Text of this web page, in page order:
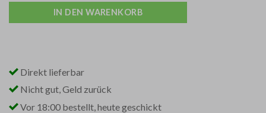
IN DEN WARENKORB
Direkt lieferbar
Nicht gut, Geld zurück
Vor 18:00 bestellt, heute geschickt